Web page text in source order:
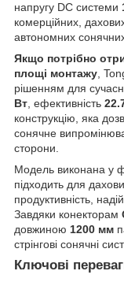
напругу DC системи
комерційних,
автономних
Якщо потрібно
площі монтажу,
рішенням для
Вт, ефективність
конструкцію, яка
сонячне
сторони.
Модель виконана у
підходить для
продуктивність,
Завдяки конекторам
довжиною 1200 мм
стрінгові сонячні
Ключові